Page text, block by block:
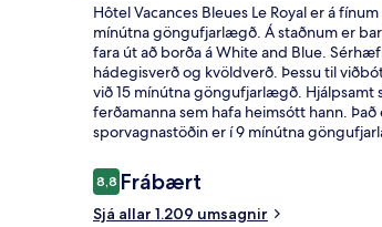
Hôtel Vacances Bleues Le Royal er á
mínútna göngufjarlægð. Á staðnum er
fara út að borða á White and Blue.
hádegisverð og kvöldverð. Þessu til
við 15 mínútna göngufjarlægð. Hjálpsamt
ferðamanna sem hafa heimsótt hann.
sporvagnastöðin er í 9 mínútna
Umsagnir
8,88,8 af 10
Frábært
Sjá allar 1.209 umsagnir